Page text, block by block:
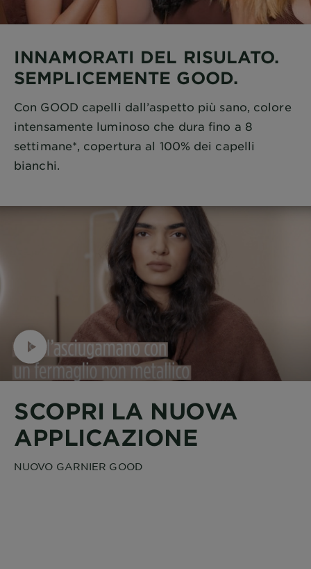
INNAMORATI DEL RISULATO.
SEMPLICEMENTE GOOD.
Con GOOD capelli dall’aspetto più sano, colore
intensamente luminoso che dura fino a 8
settimane*, copertura al 100% dei capelli
bianchi.
SCOPRI LA NUOVA
APPLICAZIONE
NUOVO GARNIER GOOD